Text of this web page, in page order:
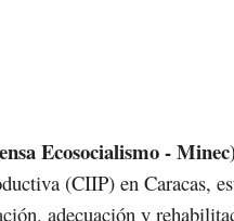
Ecosocialismo -
(CIIP) en Caracas,
adecuación y